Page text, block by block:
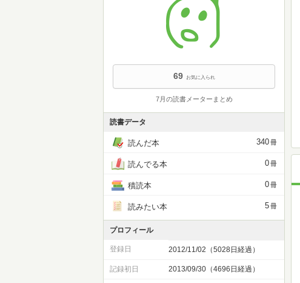
69 お気に入られ
7月の読書メーターまとめ
読書データ
読んだ本 340冊
読んでる本 0冊
積読本 0冊
読みたい本 5冊
プロフィール
登録日 2012/11/02（5028日経過）
記録初日 2013/09/30（4696日経過）